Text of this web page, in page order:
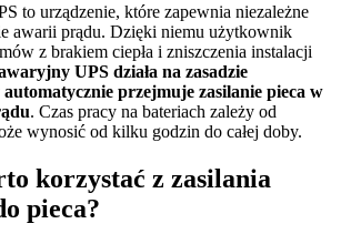
to urządzenie, które zapewnia niezależne
awarii prądu. Dzięki niemu użytkownik
z brakiem ciepła i zniszczenia instalacji
UPS działa na zasadzie
przejmuje zasilanie pieca w
. Czas pracy na bateriach zależy od
wynosić od kilku godzin do całej doby.
korzystać z zasilania
pieca?